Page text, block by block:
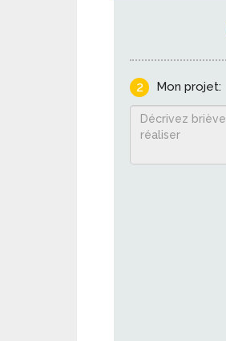
2 Mon projet: